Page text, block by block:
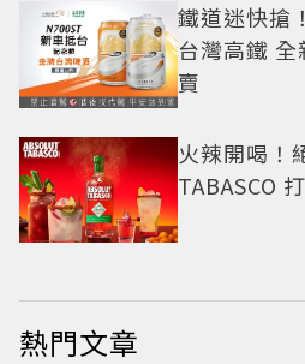
鐵道迷快搶
台灣高鐵
賣
火辣開喝！
TABASCO
熱門文章